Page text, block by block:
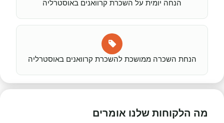
הנחה יומית על השכרת קרוואנים באוסטרליה
הנחת השכרה ממושכת להשכרת קרוואנים באוסטרליה
מה הלקוחות שלנו אומרים